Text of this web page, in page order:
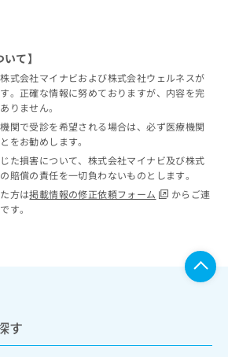
て】
式会社マイナビおよび株式会社ウェルネスが
。正確な情報に努めておりますが、内容を完
りません。
関で受診を希望される場合は、必ず医療機関
をお勧めします。
た損害について、株式会社マイナビ及び株式
賠償の責任を一切負わないものとします。
方は掲載情報の修正依頼フォーム
からご連
す。
す